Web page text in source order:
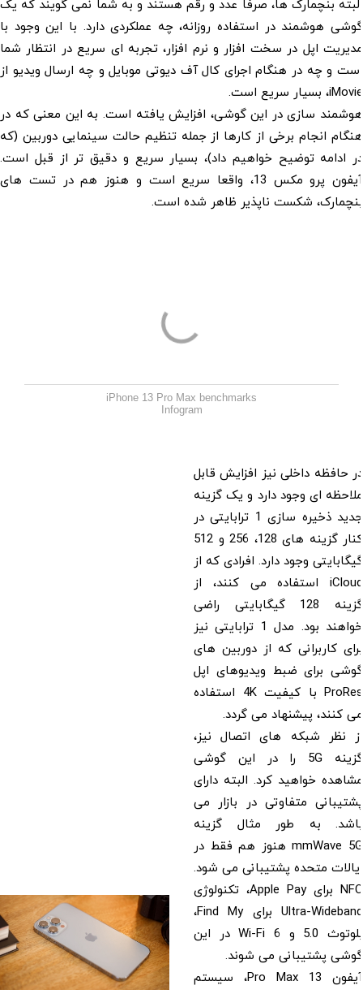
البته بنچمارک ها، صرفا عدد و رقم هستند و به شما نمی گویند که یک
گوشی هوشمند در استفاده روزانه، چه عملکردی دارد. با این وجود با
مدیریت اپل در سخت افزار و نرم افزار، تجربه ای سریع در انتظار شما
است و چه در هنگام اجرای کال آف دیوتی موبایل و چه ارسال ویدیو از
iMovie، بسیار سریع است.
هوشمند سازی در این گوشی، افزایش یافته است. به این معنی که در
هنگام انجام برخی از کارها از جمله تنظیم حالت سینمایی دوربین (که
در ادامه توضیح خواهیم داد)، بسیار سریع و دقیق تر از قبل است.
آیفون پرو مکس 13، واقعا سریع است و هنوز هم در تست های
بنچمارک، شکست ناپذیر ظاهر شده است.
iPhone 13 Pro Max benchmarks
Infogram
در حافظه داخلی نیز افزایش قابل
ملاحظه ای وجود دارد و یک گزینه
جدید ذخیره سازی 1 ترابایتی در
کنار گزینه های 128، 256 و 512
گیگابایتی وجود دارد. افرادی که از
iCloud استفاده می کنند، از
گزینه 128 گیگابایتی راضی
خواهند بود. مدل 1 ترابایتی نیز
برای کاربرانی که از دوربین های
گوشی برای ضبط ویدیوهای اپل
ProRes با کیفیت 4K استفاده
می کنند، پیشنهاد می گردد.
از نظر شبکه های اتصال نیز،
گزینه 5G را در این گوشی
مشاهده خواهید کرد. البته دارای
پشتیبانی متفاوتی در بازار می
باشد. به طور مثال گزینه
mmWave 5G هنوز هم فقط در
ایالات متحده پشتیبانی می شود.
NFC برای Apple Pay، تکنولوژی
Ultra-Wideband برای Find My،
بلوتوث 5.0 و Wi-Fi 6 در این
گوشی پشتیبانی می شوند.
آیفون 13 Pro Max، سیستم